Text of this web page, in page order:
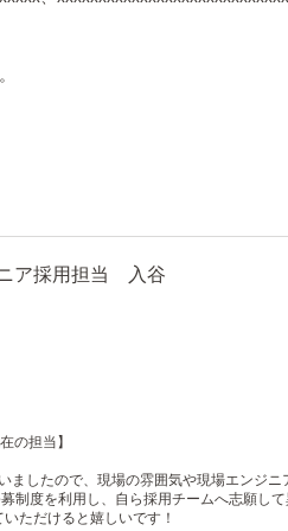
ア採用担当 入谷
在の担当】
したので、現場の雰囲気や現場エンジ
度を利用し、自ら採用チームへ志願して
ただけると嬉しいです！